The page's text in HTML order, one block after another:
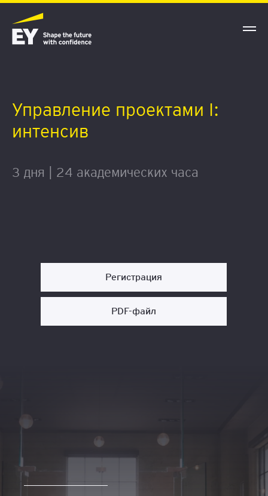
Управление проектами I:
интенсив
3 дня | 24 академических часа
Регистрация
PDF-файл